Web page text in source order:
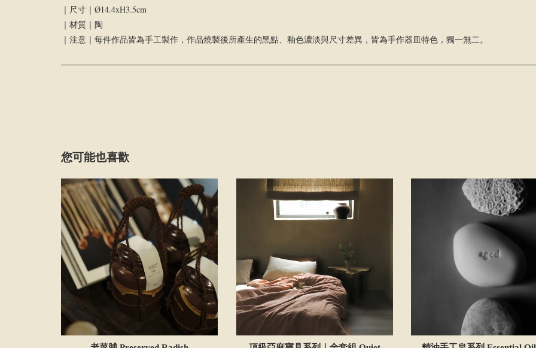
｜尺寸｜Ø14.4xH3.5cm
｜材質｜陶
｜注意｜每件作品皆為手工製作，作品燒製後所產生的黑點、釉色濃淡與尺寸差異，皆為手作器皿特色，獨一無二。
您可能也喜歡